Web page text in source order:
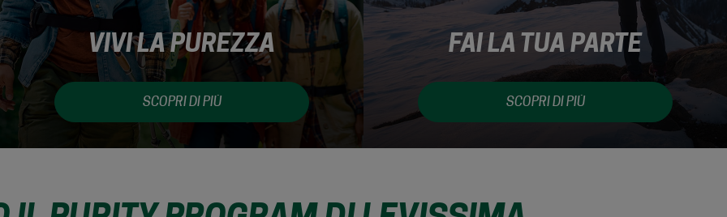
VIVI LA PUREZZA
Vivi esperienze uniche nella natura e scopri
prodotti sostenibili grazie ai nostri partner.
SCOPRI DI PIÙ
FAI LA TUA PARTE
Aiuta a salvaguardare le foreste e la
biodiversità con Levissima, il Fondo Forestale
SCOPRI DI PIÙ